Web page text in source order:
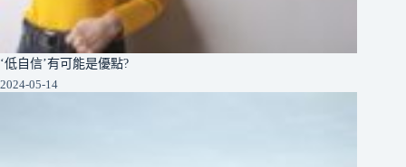
‘低自信’有可能是優點?
2024-05-14